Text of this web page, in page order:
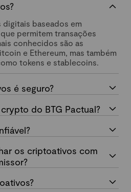
baseados em
permitem transações
conhecidos são as
e Ethereum, mas também
tokens e stablecoins.
é seguro?
do BTG Pactual?
os criptoativos com